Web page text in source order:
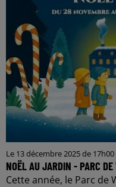
Le 13 décembre 2025 de
NOËL AU JARDIN - PARC DE
Cette année, le Parc de